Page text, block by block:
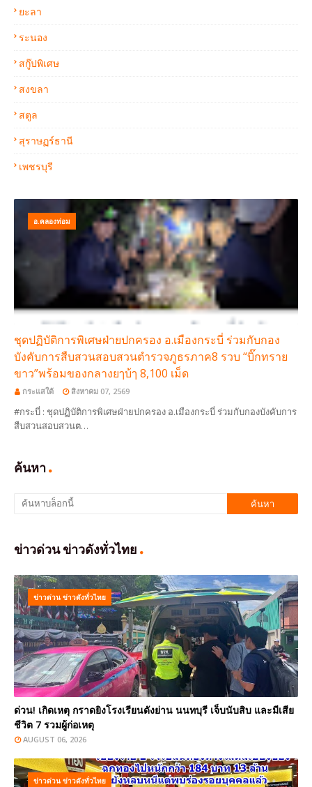
ยะลา
ระนอง
สกู๊ปพิเศษ
สงขลา
สตูล
สุราษฏร์ธานี
เพชรบุรี
อ.คลองท่อม
ชุดปฏิบัติการพิเศษฝ่ายปกครอง อ.เมืองกระบี่ ร่วมกับกอง
บังคับการสืบสวนสอบสวนตำรวจภูธรภาค8 รวบ “บิ๊กทราย
ขาว”พร้อมของกลางยๅบ้ๅ 8,100 เม็ด
กระแสใต้ สิงหาคม 07, 2569
#กระบี่ : ชุดปฏิบัติการพิเศษฝ่ายปกครอง อ.เมืองกระบี่ ร่วมกับกองบังคับการ
สืบสวนสอบสวนต…
ค้นหา
ข่าวด่วน ข่าวดังทั่วไทย
ข่าวด่วน ข่าวดังทั่วไทย
ด่วน! เกิดเหตุ กราดยิงโรงเรียนดังย่าน นนทบุรี เจ็บนับสิบ และมีเสีย
ชีวิต 7 รวมผู้ก่อเหตุ
AUGUST 06, 2026
ข่าวด่วน ข่าวดังทั่วไทย